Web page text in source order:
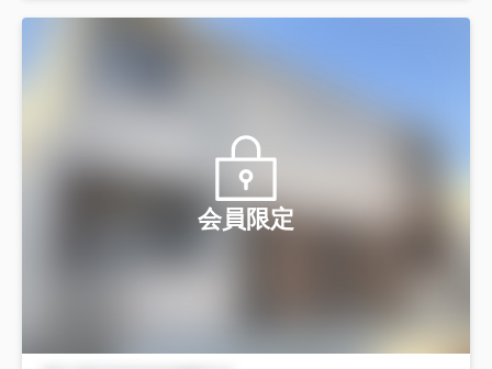
会員限定